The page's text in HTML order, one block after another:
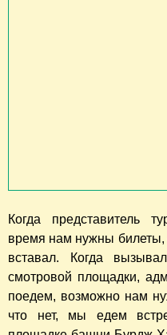
Когда представитель
время нам нужны билеты,
вставал. Когда
смотровой площадки,
поедем, возможно нам
что нет, мы едем